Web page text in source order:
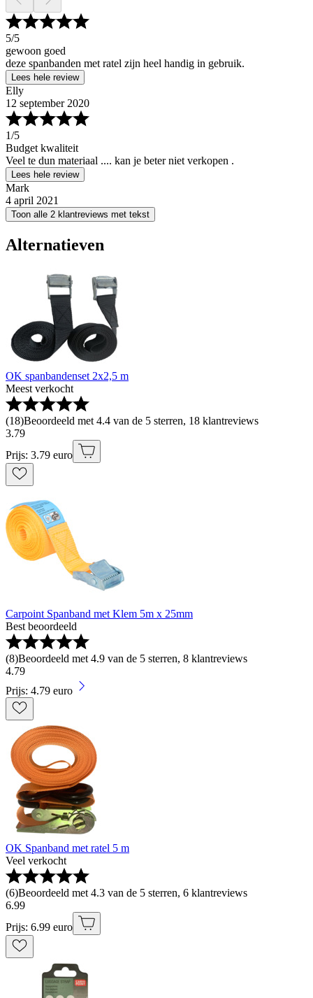
5/5
gewoon goed
deze spanbanden met ratel zijn heel handig in gebruik.
Lees hele review
Elly
12 september 2020
1/5
Budget kwaliteit
Veel te dun materiaal .... kan je beter niet verkopen .
Lees hele review
Mark
4 april 2021
Toon alle 2 klantreviews met tekst
Alternatieven
OK spanbandenset 2x2,5 m
Meest verkocht
(18)Beoordeeld met 4.4 van de 5 sterren, 18 klantreviews
3.79
Prijs: 3.79 euro
Carpoint Spanband met Klem 5m x 25mm
Best beoordeeld
(8)Beoordeeld met 4.9 van de 5 sterren, 8 klantreviews
4.79
Prijs: 4.79 euro
OK Spanband met ratel 5 m
Veel verkocht
(6)Beoordeeld met 4.3 van de 5 sterren, 6 klantreviews
6.99
Prijs: 6.99 euro